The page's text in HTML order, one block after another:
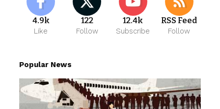
4.9k
Like
122
Follow
12.4k
Subscribe
RSS Feed
Follow
Popular News